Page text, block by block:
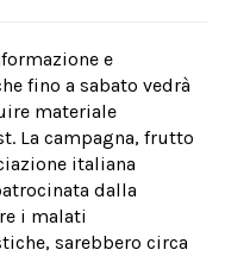
e
fino a sabato vedrà
materiale
La campagna, frutto
italiana
dalla
i malati
sarebbero circa